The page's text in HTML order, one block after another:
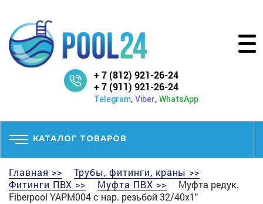
+ 7 (812) 921-26-24
+ 7 (911) 921-26-24
Telegram, Viber, WhatsApp
КАТАЛОГ ТОВАРОВ
Главная >>
Трубы, фитинги, краны >>
Фитинги ПВХ >>
Муфта ПВХ >>
Муфта редук.
Fiberpool YAPM004 с нар. резьбой 32/40x1"